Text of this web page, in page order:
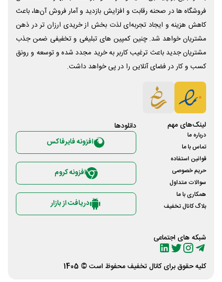
فروشگاه ها در صحنه رقابت و افزایش بازدید و آمار فروش آن‌ها، باعث
کاهش هزینه و ایجاد تجربه‌ای لذت بخش از خریدی ارزان تر در ذهن
مشتریان خواهد شد. چنین کمپین های تبلیغی و تخفیفی ضمن جذب
مشتریان جدید باعث ترغیب کاربر به خرید مجدد شده و توسعه و رونق
کسب و کار در فضای آنلاین را در پی خواهد داشت.
لینک‌های مهم
درباره ما
تماس با ما
قوانین استفاده
حریم خصوصی
سوالات متداول
همکاری با ما
بلاگ کانال تخفیف
شبکه های اجتماعی
دانلود‌ها
افزونه فایرفاکس
افزونه کروم
دریافت از بازار
کلیه حقوق برای کانال تخفیفمحفوظ است © 1405